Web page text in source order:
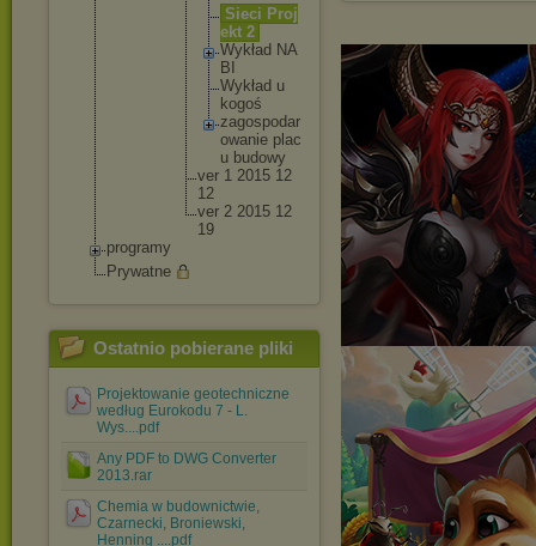
Sieci Proj
ekt 2
Wykład NA
BI
Wykład u
kogoś
zagospodar
owanie pl ac
u budowy
ver 1 2015 12
12
ver 2 2015 12
19
programy
Prywatne
Ostatnio pobierane pliki
Projektowanie geotechniczne
według Eurokodu 7 - L.
Wys....pdf
Any PDF to DWG Converter
2013.rar
Chemia w budownictwie,
Czarnecki, Broniewski,
Henning ....pdf